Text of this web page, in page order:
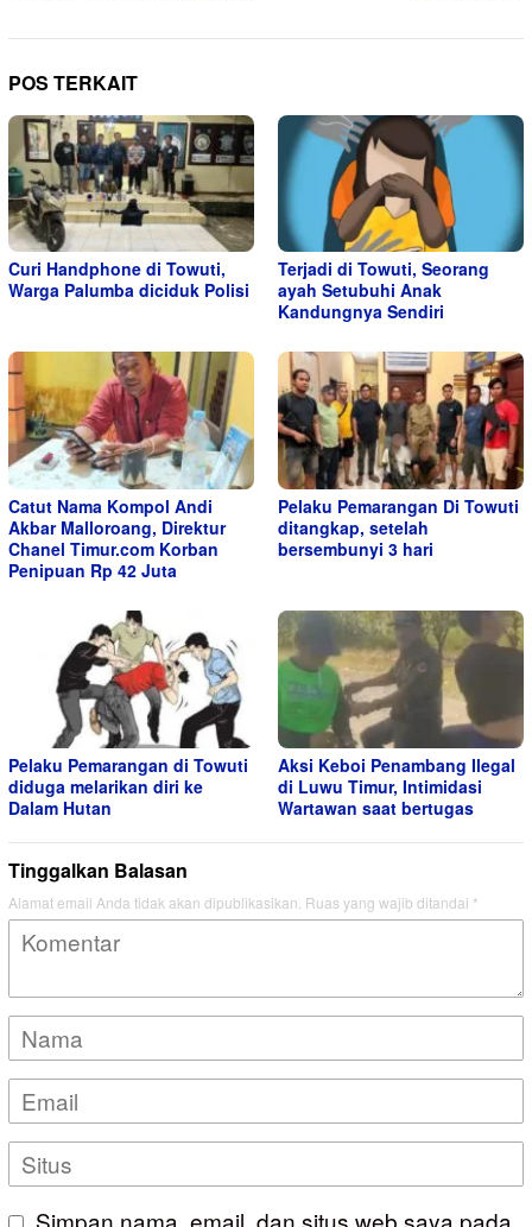
POS TERKAIT
Curi Handphone di Towuti,
Warga Palumba diciduk Polisi
Terjadi di Towuti, Seorang
ayah Setubuhi Anak
Kandungnya Sendiri
Catut Nama Kompol Andi
Akbar Malloroang, Direktur
Chanel Timur.com Korban
Penipuan Rp 42 Juta
Pelaku Pemarangan Di Towuti
ditangkap, setelah
bersembunyi 3 hari
Pelaku Pemarangan di Towuti
diduga melarikan diri ke
Dalam Hutan
Aksi Keboi Penambang Ilegal
di Luwu Timur, Intimidasi
Wartawan saat bertugas
Tinggalkan Balasan
Alamat email Anda tidak akan dipublikasikan. Ruas yang wajib ditandai *